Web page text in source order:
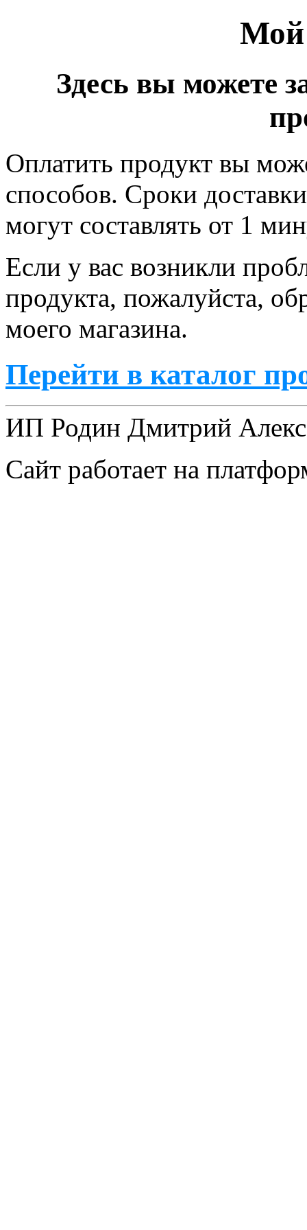
Мой
Здесь вы можете
Оплатить продукт вы
способов. Сроки
могут составлять от 1
Если у вас возникли
продукта, пожалуйста,
моего магазина.
Перейти в каталог
ИП Родин Дмитрий
Сайт работает на